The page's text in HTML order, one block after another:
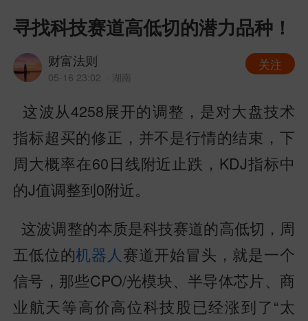
寻找科技赛道高低切的潜力品种！
财富法则
05-16 23:02 · 湖南
关注
这波从4258展开的调整，是对大盘技术
指标超买的修正，并不是行情的结束，下
周大概率在60日线附近止跌，KDJ指标中
的J值调整到0附近。
这波调整的本质是科技赛道的高低切，周
五低位的机器人 赛道开始冒头，就是一个
信号，那些CPO/光模块、半导体芯片、商
业航天等高价高位科技股已经涨到了“太